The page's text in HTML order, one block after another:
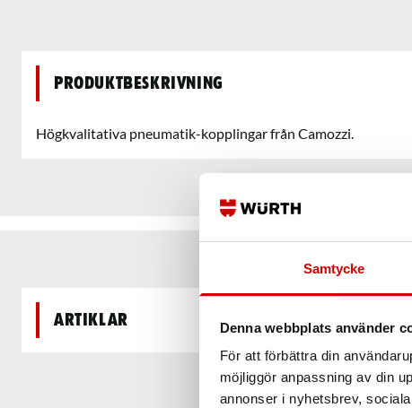
Samtycke
Denna webbplats använder
För att förbättra din
möjliggör anpassning av din
annonser i nyhetsbrev,
Produktbeskrivning
Högkvalitativa pneumatik-kopplingar från Camozzi.
Artiklar